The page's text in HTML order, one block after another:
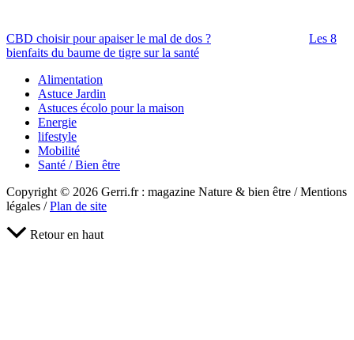
CBD choisir pour apaiser le mal de dos ?
Les 8
bienfaits du baume de tigre sur la santé
Alimentation
Astuce Jardin
Astuces écolo pour la maison
Energie
lifestyle
Mobilité
Santé / Bien être
Copyright © 2026 Gerri.fr : magazine Nature & bien être / Mentions
légales /Plan de site
Retour en haut